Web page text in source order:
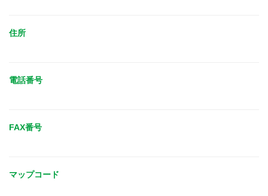
住所
電話番号
FAX番号
マップコード